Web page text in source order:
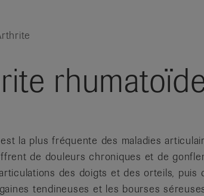
la plus fréquente des maladies
de douleurs chroniques et de
des doigts et des orteils, puis
tendineuses et les bourses